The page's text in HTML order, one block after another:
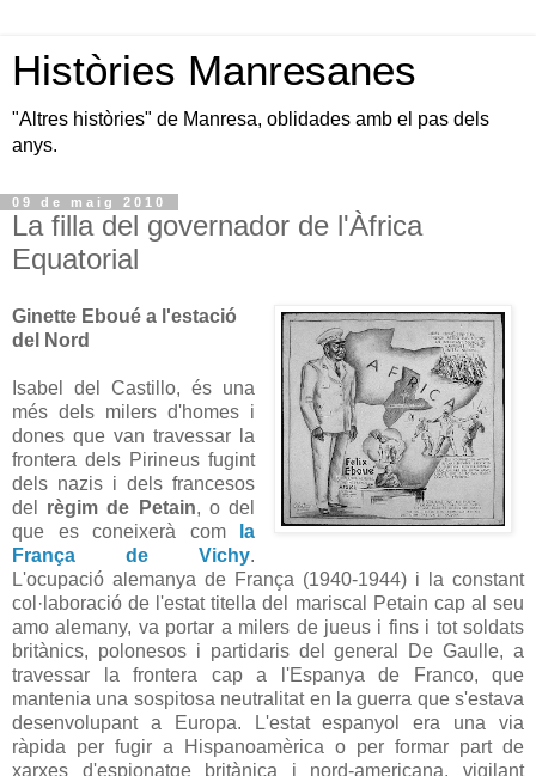
Històries Manresanes
"Altres històries" de Manresa, oblidades amb el pas dels
anys.
09 de maig 2010
La filla del governador de l'Àfrica
Equatorial
Ginette Eboué a l'estació
del Nord
Isabel del Castillo, és una
més dels milers d'homes i
dones que van travessar la
frontera dels Pirineus fugint
dels nazis i dels francesos
del règim de Petain, o del
que es coneixerà com
la
França de Vichy.
L'ocupació alemanya de França (1940-1944) i la constant
col·laboració de l'estat titella del mariscal Petain cap al seu
amo alemany, va portar a milers de jueus i fins i tot soldats
britànics, polonesos i partidaris del general De Gaulle, a
travessar la frontera cap a l'Espanya de Franco, que
mantenia una sospitosa neutralitat en la guerra que s'estava
desenvolupant a Europa. L'estat espanyol era una via
ràpida per fugir a Hispanoamèrica o per formar part de
xarxes d'espionatge britànica i nord-americana, vigilant